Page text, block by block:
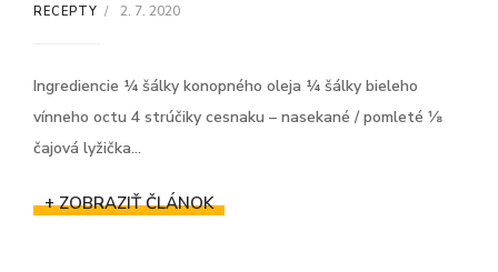
RECEPTY 2. 7. 2020
Ingrediencie ¼ šálky konopného oleja ¼ šálky bieleho
vínneho octu 4 strúčiky cesnaku – nasekané / pomleté ⅛
čajová lyžička...
+ ZOBRAZIŤ ČLÁNOK